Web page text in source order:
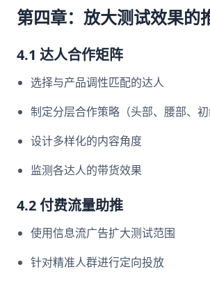
第四章：放大测试效果的
4.1 达人合作矩阵
选择与产品调性匹配的达人
制定分层合作策略（头部、腰部、初
设计多样化的内容角度
监测各达人的带货效果
4.2 付费流量助推
使用信息流广告扩大测试范围
针对精准人群进行定向投放